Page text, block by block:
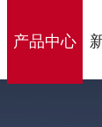
产品中心